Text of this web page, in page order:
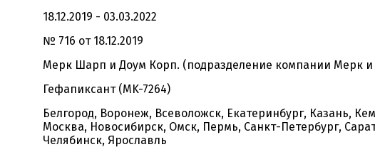
18.12.2019 - 03.03.2022
№ 716 от 18.12.2019
Мерк Шарп и Доум Корп. (подразделение компании Мерк и
Гефапиксант (MK-7264)
Белгород, Воронеж, Всеволожск, Екатеринбург, Казань,
Москва, Новосибирск, Омск, Пермь, Санкт-Петербург,
Челябинск, Ярославль